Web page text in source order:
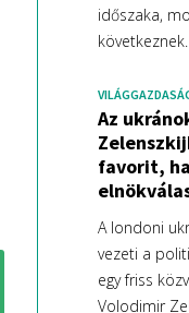
időszaka,
következnek.
Az
favorit,
A londoni
vezeti a
egy friss
Volodimir